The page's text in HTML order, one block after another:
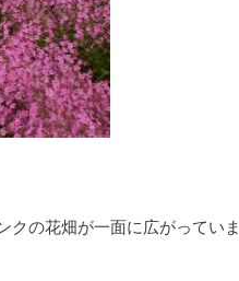
クの花畑が一面に広がっていま